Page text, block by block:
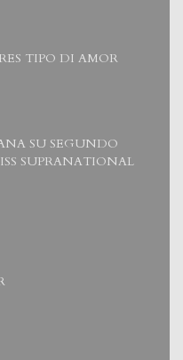
TIPO DI AMOR
SU SEGUNDO
SUPRANATIONAL